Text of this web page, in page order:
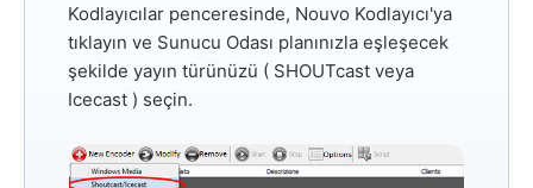
Kodlayıcılar penceresinde, Nouvo Kodlayıcı'ya
tıklayın ve Sunucu Odası planınızla eşleşecek
şekilde yayın türünüzü ( SHOUTcast veya
Icecast ) seçin.